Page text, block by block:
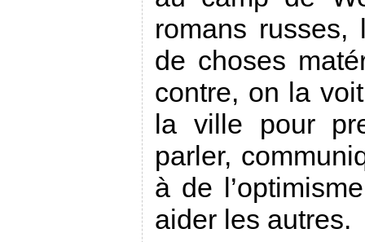
romans
de choses
contre, on la
la ville pour
parler,
à de
aider les autres.